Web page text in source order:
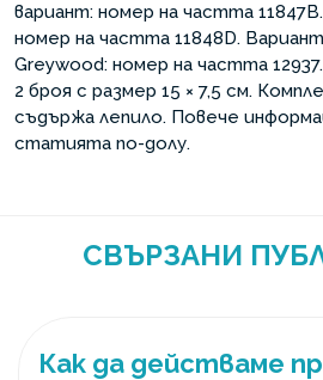
вариант: номер на частта
номер на частта 11848D.
Greywood: номер на частта
2 броя с размер 15 × 7,5 см.
съдържа лепило. Повече
статията по-долу.
СВЪРЗАНИ
Как да действаме